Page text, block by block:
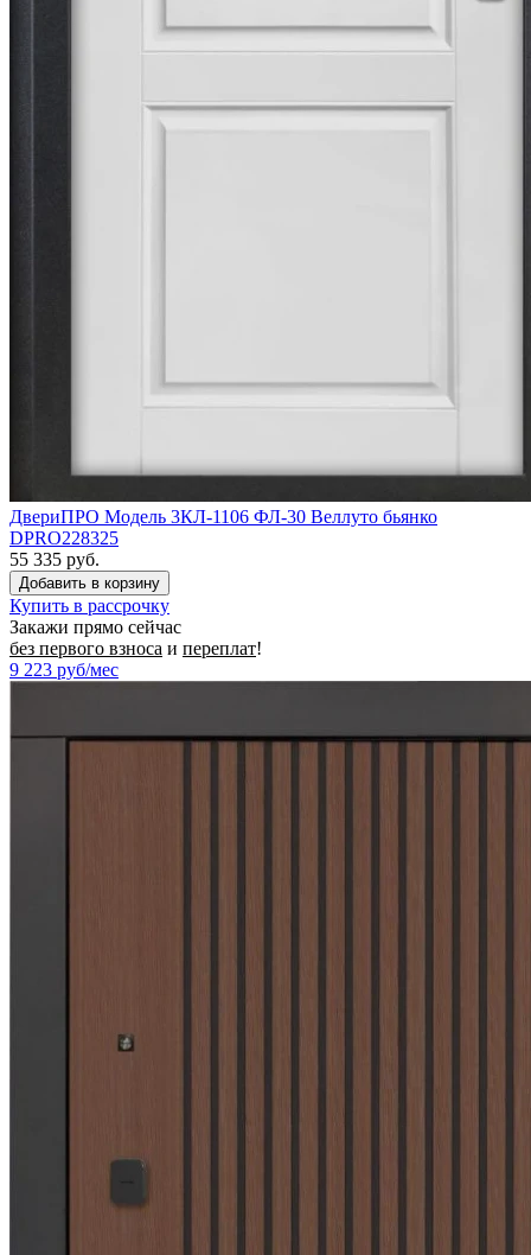
ДвериПРО Модель 3КЛ-1106 ФЛ-30 Веллуто бьянко
DPRO228325
55 335 руб.
Купить в рассрочку
Закажи прямо сейчас
без первого взноса и переплат!
9 223 руб/мес